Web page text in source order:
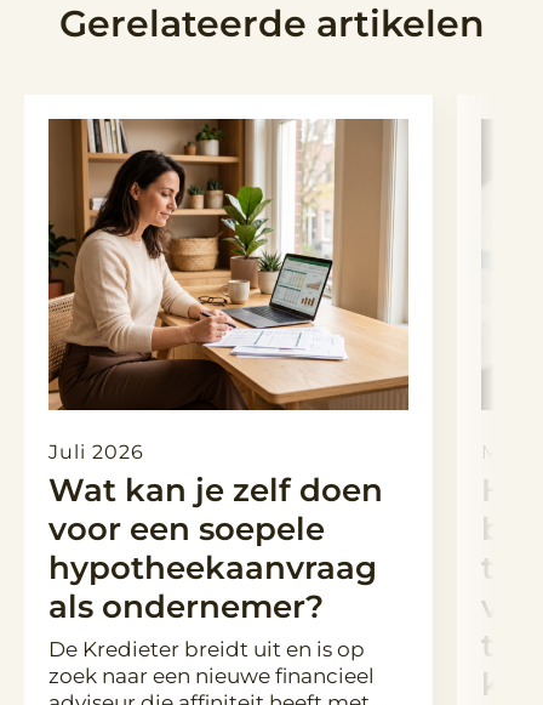
Gerelateerde artikelen
Juli 2026
Wat kan je zelf doen
voor een soepele
hypotheekaanvraag
als ondernemer?
De Kredieter breidt uit en is op
zoek naar een nieuwe financieel